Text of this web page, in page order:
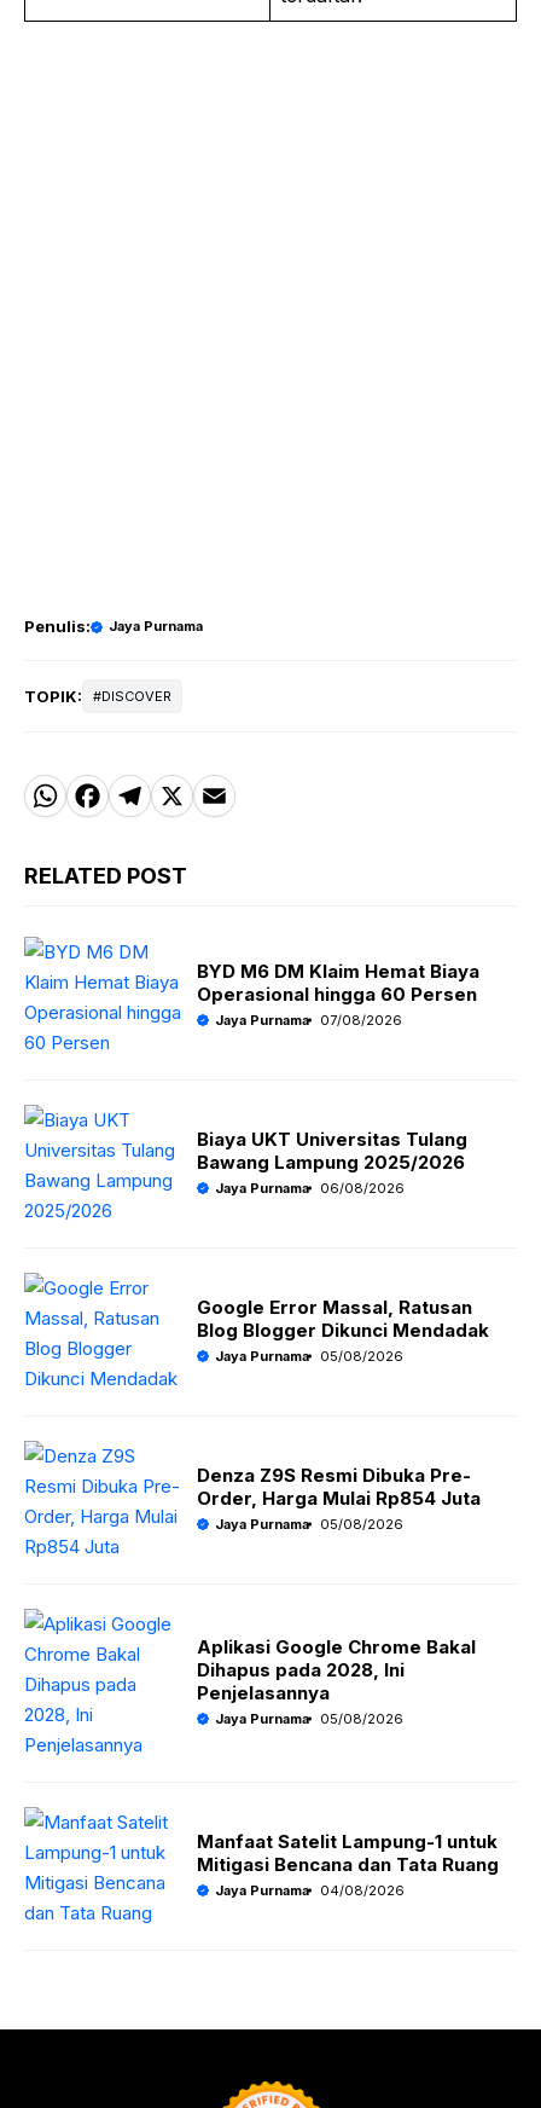
Penulis: Jaya Purnama
TOPIK: DISCOVER
W
a
s
A
p
F
c
b
o
o
T
e
r
a
m
X E
RELATED POST
BYD M6 DM Klaim Hemat Biaya
Operasional hingga 60 Persen
Jaya Purnama 07/08/2026
Biaya UKT Universitas Tulang
Bawang Lampung 2025/2026
Jaya Purnama 06/08/2026
Google Error Massal, Ratusan
Blog Blogger Dikunci Mendadak
Jaya Purnama 05/08/2026
Denza Z9S Resmi Dibuka Pre-
Order, Harga Mulai Rp854 Juta
Jaya Purnama 05/08/2026
Aplikasi Google Chrome Bakal
Dihapus pada 2028, Ini
Penjelasannya
Jaya Purnama 05/08/2026
Manfaat Satelit Lampung-1 untuk
Mitigasi Bencana dan Tata Ruang
Jaya Purnama 04/08/2026